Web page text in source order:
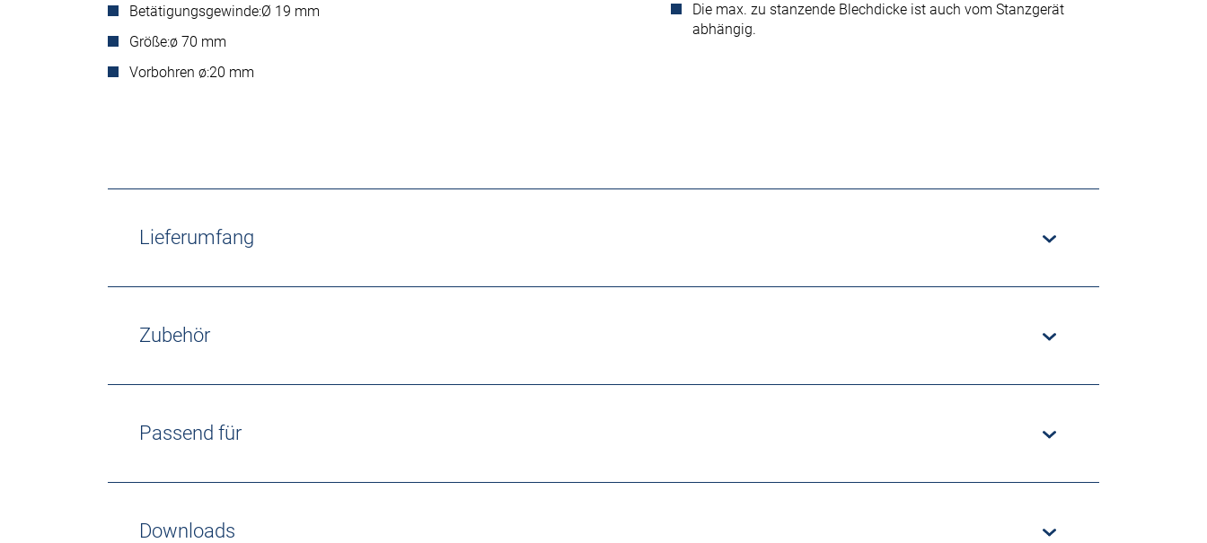
Betätigungsgewinde:Ø 19 mm
Größe:ø 70 mm
Vorbohren ø:20 mm
Die max. zu stanzende Blechdicke ist auch vom Stanzgerät
abhängig.
Lieferumfang
Zubehör
Passend für
Downloads